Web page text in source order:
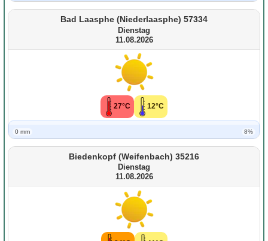
Bad Laasphe (Niederlaasphe) 57334
Dienstag
11.08.2026
27°C 12°C
0 mm 8%
Biedenkopf (Weifenbach) 35216
Dienstag
11.08.2026